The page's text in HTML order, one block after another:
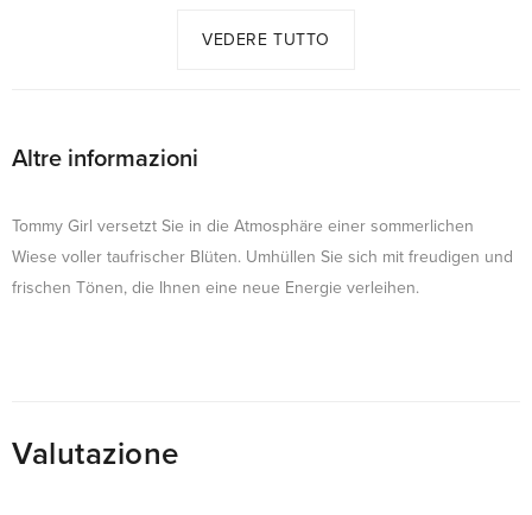
VEDERE TUTTO
Altre informazioni
Tommy Girl versetzt Sie in die Atmosphäre einer sommerlichen
Wiese voller taufrischer Blüten. Umhüllen Sie sich mit freudigen und
frischen Tönen, die Ihnen eine neue Energie verleihen.
Valutazione